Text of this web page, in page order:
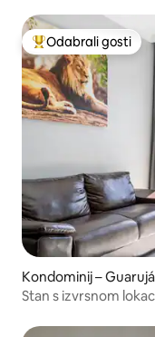
Među najviše
Odabrali gosti
Kondominij – Guarujá